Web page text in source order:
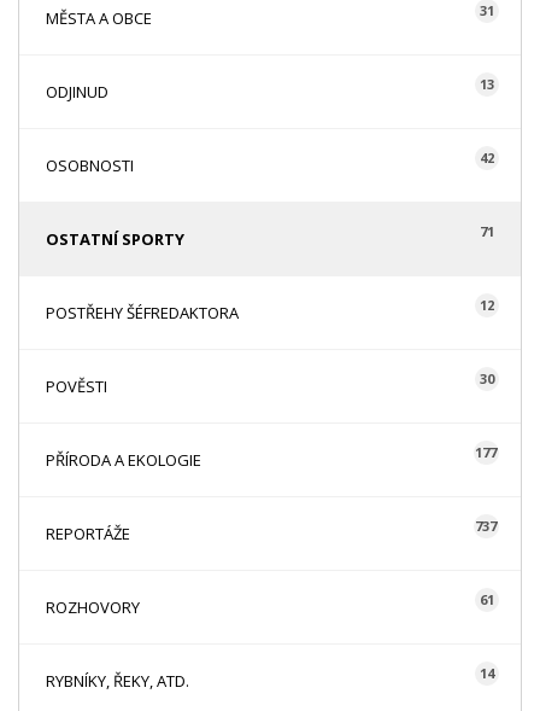
MĚSTA A OBCE 31
ODJINUD 13
OSOBNOSTI 42
OSTATNÍ SPORTY 71
POSTŘEHY ŠÉFREDAKTORA 12
POVĚSTI 30
PŘÍRODA A EKOLOGIE 177
REPORTÁŽE 737
ROZHOVORY 61
RYBNÍKY, ŘEKY, ATD. 14